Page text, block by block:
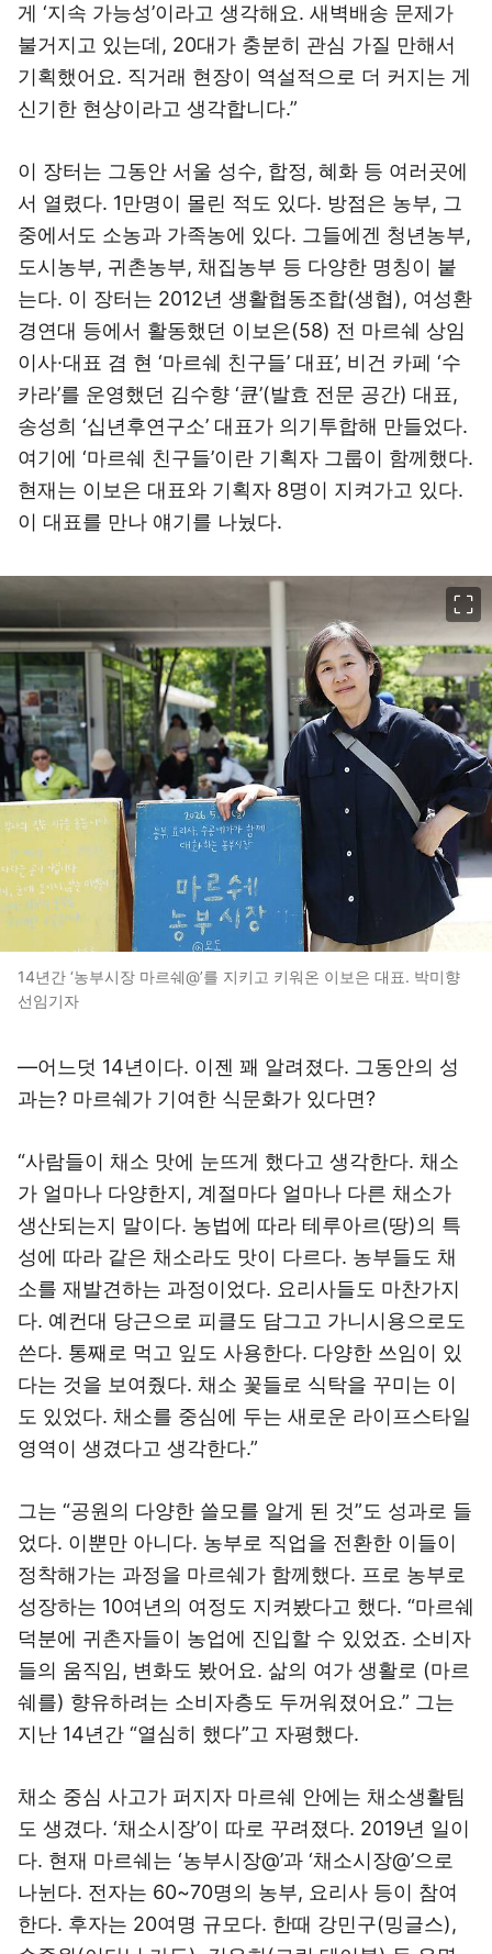
게 ‘지속 가능성’이라고 생각해요. 새벽배송 문제가
불거지고 있는데, 20대가 충분히 관심 가질 만해서
기획했어요. 직거래 현장이 역설적으로 더 커지는 게
신기한 현상이라고 생각합니다.”
이 장터는 그동안 서울 성수, 합정, 혜화 등 여러곳에
서 열렸다. 1만명이 몰린 적도 있다. 방점은 농부, 그
중에서도 소농과 가족농에 있다. 그들에겐 청년농부,
도시농부, 귀촌농부, 채집농부 등 다양한 명칭이 붙
는다. 이 장터는 2012년 생활협동조합(생협), 여성환
경연대 등에서 활동했던 이보은(58) 전 마르쉐 상임
이사·대표 겸 현 ‘마르쉐 친구들’ 대표’, 비건 카페 ‘수
카라’를 운영했던 김수향 ‘큔’(발효 전문 공간) 대표,
송성희 ‘십년후연구소’ 대표가 의기투합해 만들었다.
여기에 ‘마르쉐 친구들’이란 기획자 그룹이 함께했다.
현재는 이보은 대표와 기획자 8명이 지켜가고 있다.
이 대표를 만나 얘기를 나눴다.
14년간 ‘농부시장 마르쉐@’를 지키고 키워온 이보은 대표. 박미향
선임기자
―어느덧 14년이다. 이젠 꽤 알려졌다. 그동안의 성
과는? 마르쉐가 기여한 식문화가 있다면?
“사람들이 채소 맛에 눈뜨게 했다고 생각한다. 채소
가 얼마나 다양한지, 계절마다 얼마나 다른 채소가
생산되는지 말이다. 농법에 따라 테루아르(땅)의 특
성에 따라 같은 채소라도 맛이 다르다. 농부들도 채
소를 재발견하는 과정이었다. 요리사들도 마찬가지
다. 예컨대 당근으로 피클도 담그고 가니시용으로도
쓴다. 통째로 먹고 잎도 사용한다. 다양한 쓰임이 있
다는 것을 보여줬다. 채소 꽃들로 식탁을 꾸미는 이
도 있었다. 채소를 중심에 두는 새로운 라이프스타일
영역이 생겼다고 생각한다.”
그는 “공원의 다양한 쓸모를 알게 된 것”도 성과로 들
었다. 이뿐만 아니다. 농부로 직업을 전환한 이들이
정착해가는 과정을 마르쉐가 함께했다. 프로 농부로
성장하는 10여년의 여정도 지켜봤다고 했다. “마르쉐
덕분에 귀촌자들이 농업에 진입할 수 있었죠. 소비자
들의 움직임, 변화도 봤어요. 삶의 여가 생활로 (마르
쉐를) 향유하려는 소비자층도 두꺼워졌어요.” 그는
지난 14년간 “열심히 했다”고 자평했다.
채소 중심 사고가 퍼지자 마르쉐 안에는 채소생활팀
도 생겼다. ‘채소시장’이 따로 꾸려졌다. 2019년 일이
다. 현재 마르쉐는 ‘농부시장@’과 ‘채소시장@’으로
나뉜다. 전자는 60~70명의 농부, 요리사 등이 참여
한다. 후자는 20여명 규모다. 한때 강민구(밍글스),